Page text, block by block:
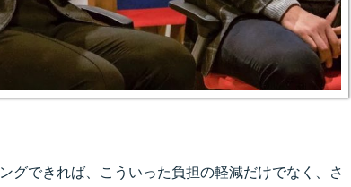
グできれば、こういった負担の軽減だけでなく、さ